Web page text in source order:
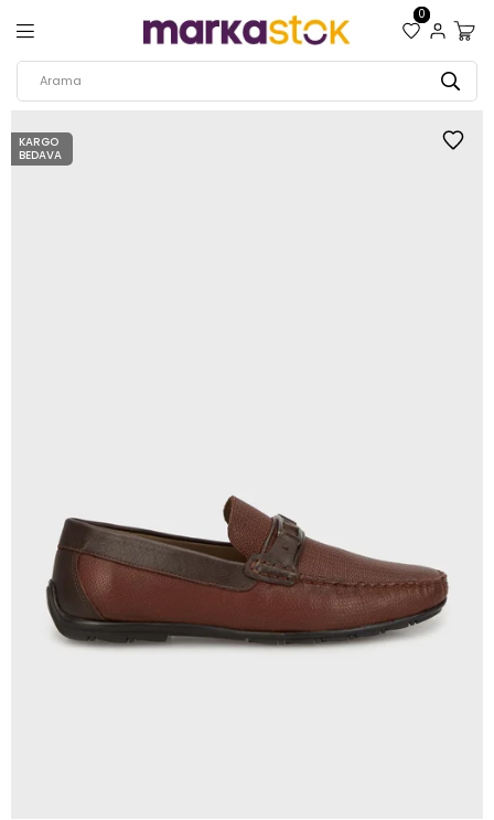
0
KARGO
BEDAVA